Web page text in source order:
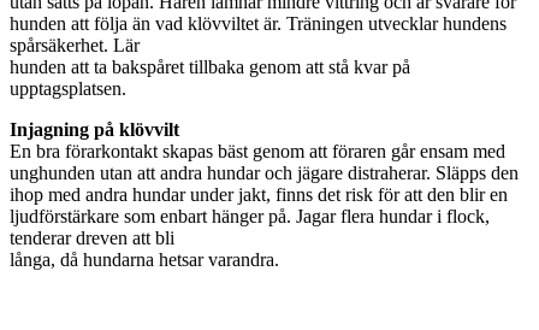
hunden att följa än vad klövviltet är. Träningen utvecklar hundens
spårsäkerhet. Lär
hunden att ta bakspåret tillbaka genom att stå kvar på
upptagsplatsen.
Injagning på klövvilt
En bra förarkontakt skapas bäst genom att föraren går ensam med
unghunden utan att andra hundar och jägare distraherar. Släpps den
ihop med andra hundar under jakt, finns det risk för att den blir en
ljudförstärkare som enbart hänger på. Jagar flera hundar i flock,
tenderar dreven att bli
långa, då hundarna hetsar varandra.